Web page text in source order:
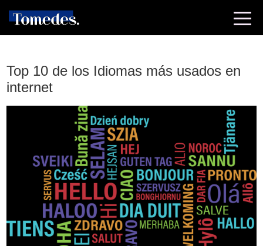
Top 10 de los Idiomas más usados en
internet